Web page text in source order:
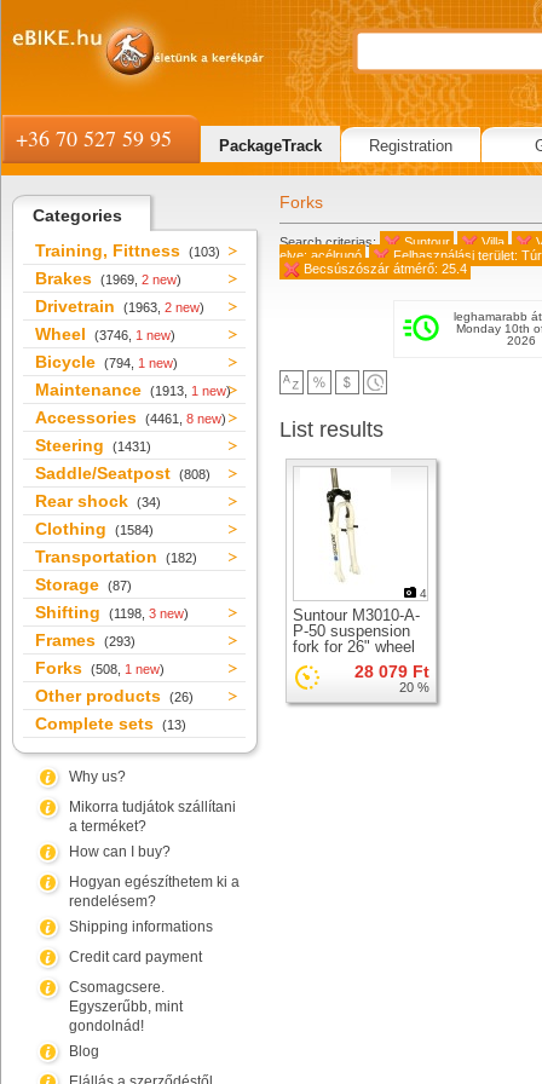
Categories
Training, Fittness (103)
Brakes (1969, 2 new)
Drivetrain (1963, 2 new)
Wheel (3746, 1 new)
Bicycle (794, 1 new)
Maintenance (1913, 1 new)
Accessories (4461, 8 new)
Steering (1431)
Saddle/Seatpost (808)
Rear shock (34)
Clothing (1584)
Transportation (182)
Storage (87)
Shifting (1198, 3 new)
Frames (293)
Forks (508, 1 new)
Other products (26)
Complete sets (13)
Why us?
Mikorra tudjátok szállítani
a terméket?
How can I buy?
Hogyan egészíthetem ki a
rendelésem?
Shipping informations
Credit card payment
Csomagcsere.
Egyszerűbb, mint
gondolnád!
Blog
Forks
Search criterias: Suntour Villa
elve: acélrugó
Felhasználási terület:
Becsúszószár átmérő: 25.4
leghamarabb
Monday 10th
2026
List results
4
Suntour M3010-A-
P-50 suspension
fork for 26" wheel
28 079 Ft
20 %
+36 70 527 59 95 PackageTrack Registration